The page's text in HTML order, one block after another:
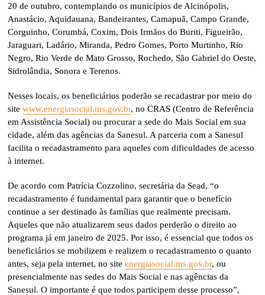
20 de outubro, contemplando os municípios de Alcinópolis,
Anastácio, Aquidauana, Bandeirantes, Camapuã, Campo Grande,
Corguinho, Corumbá, Coxim, Dois Irmãos do Buriti, Figueirão,
Jaraguari, Ladário, Miranda, Pedro Gomes, Porto Murtinho, Rio
Negro, Rio Verde de Mato Grosso, Rochedo, São Gabriel do Oeste,
Sidrolândia, Sonora e Terenos.
Nesses locais, os beneficiários poderão se recadastrar por meio do
sitewww.energiasocial.ms.gov.br, no CRAS (Centro de Referência
em Assistência Social) ou procurar a sede do Mais Social em sua
cidade, além das agências da Sanesul. A parceria com a Sanesul
facilita o recadastramento para aqueles com dificuldades de acesso
à internet.
De acordo com Patrícia Cozzolino, secretária da Sead, “o
recadastramento é fundamental para garantir que o benefício
continue a ser destinado às famílias que realmente precisam.
Aqueles que não atualizarem seus dados perderão o direito ao
programa já em janeiro de 2025. Por isso, é essencial que todos os
beneficiários se mobilizem e realizem o recadastramento o quanto
antes, seja pela internet, no siteenergiasocial.ms.gov.br, ou
presencialmente nas sedes do Mais Social e nas agências da
Sanesul. O importante é que todos participem desse processo”,